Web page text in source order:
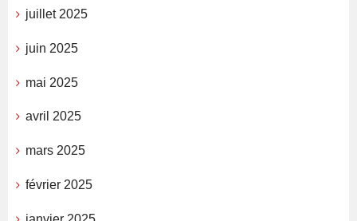
juillet 2025
juin 2025
mai 2025
avril 2025
mars 2025
février 2025